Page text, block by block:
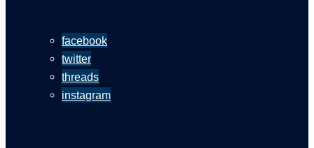
facebook
twitter
threads
instagram